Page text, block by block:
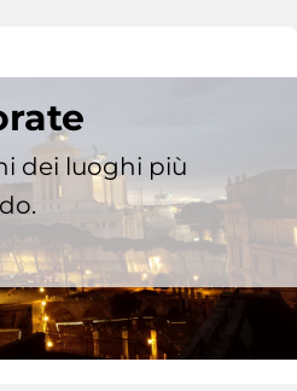
dei luoghi più